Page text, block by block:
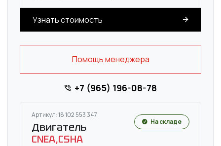
Узнать стоимость
Помощь менеджера
+7 (965) 196-08-78
Артикул: 18 102 553 347
Двигатель
CNEA,CSHA
На складе